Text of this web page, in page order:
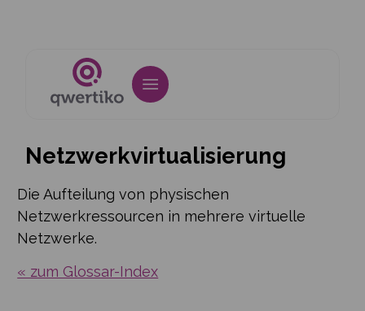
Netzwerkvirtualisierung
Die Aufteilung von physischen
Netzwerkressourcen in mehrere virtuelle
Netzwerke.
« zum Glossar-Index